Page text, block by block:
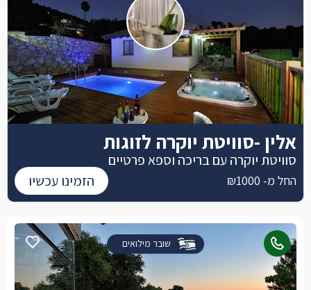
שובר מילואים
אלין -סוויטת יוקרה לזוגות
סוויטת יוקרה עם בריכה וספא פרטיים
החל מ- ₪1000 הזמינו עכשיו